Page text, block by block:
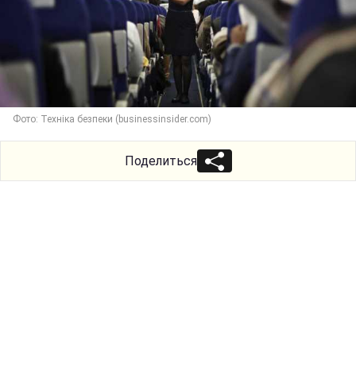
Фото: Техніка безпеки (businessinsider.com)
Поделиться